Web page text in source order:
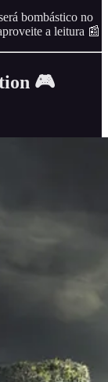
bombástico no
a leitura 📰
🎮